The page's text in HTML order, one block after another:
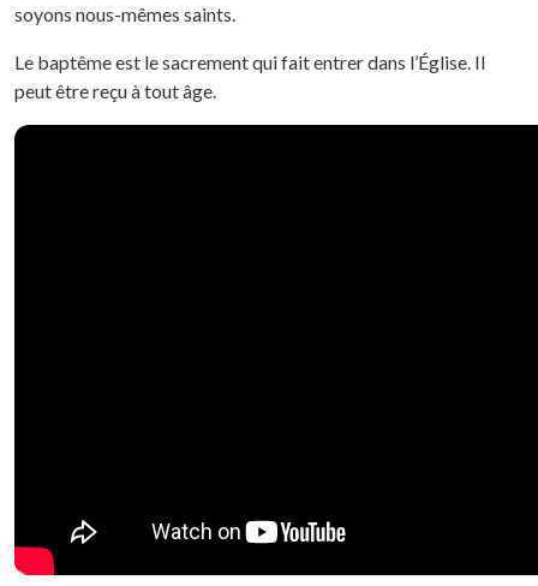
soyons nous-mêmes saints.
Le baptême est le sacrement qui fait entrer dans l’Église. Il
peut être reçu à tout âge.